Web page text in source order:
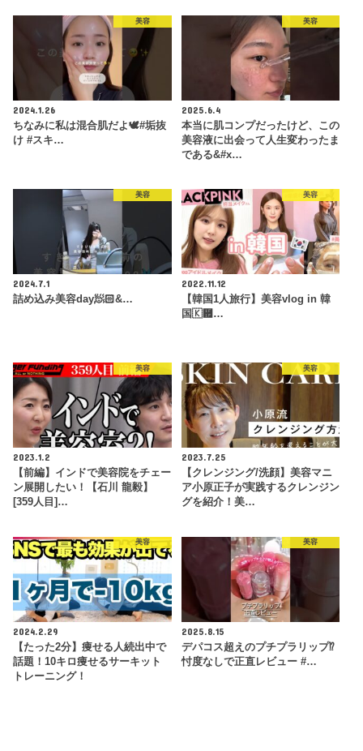
美容
2024.1.26
ちなみに私は混合肌だよ🕊️#垢抜
け #スキ…
美容
2025.6.4
本当に肌コンプだったけど、この
美容液に出会って人生変わったま
である&#x…
美容
2024.7.1
詰め込み美容day🧖🏻‍&…
美容
2022.11.12
【韓国1人旅行】美容vlog in 韓
国🇰἟…
美容
2023.1.2
【前編】インドで美容院をチェー
ン展開したい！【石川 龍毅】
[359人目]…
美容
2023.7.25
【クレンジング/洗顔】美容マニ
ア小原正子が実践するクレンジン
グを紹介！美…
美容
2024.2.29
【たった2分】痩せる人続出中で
話題！10キロ痩せるサーキット
トレーニング！
美容
2025.8.15
デパコス超えのプチプラリップ⁉︎
忖度なしで正直レビュー #…